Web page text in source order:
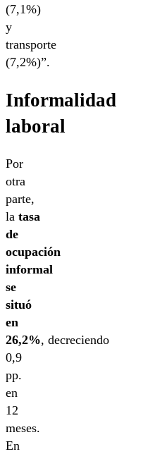
(7,1%)
y
transporte
(7,2%)”.
Informalidad
laboral
Por
otra
parte,
la tasa
de
ocupación
informal
se
situó
en
26,2%, decreciendo
0,9
pp.
en
12
meses.
En